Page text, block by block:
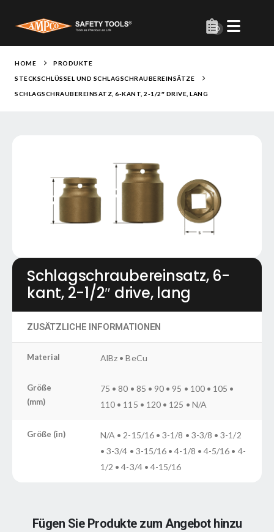
0
HOME PRODUKTE
STECKSCHLÜSSEL UND SCHLAGSCHRAUBEREINSÄTZE
SCHLAGSCHRAUBEREINSATZ, 6-KANT, 2-1/2″ DRIVE, LANG
Schlagschraubereinsatz, 6-
kant, 2-1/2″ drive, lang
ZUSÄTZLICHE INFORMATIONEN
Material AlBz • BeCu
Größe
(mm)
75 • 80 • 85 • 90 • 95 • 100 • 105 •
110 • 115 • 120 • 125 • N/A
Größe (in)
N/A • 2-15/16 • 3-1/8 • 3-3/8 • 3-1/2
• 3-3/4 • 3-15/16 • 4-1/8 • 4-5/16 • 4-
1/2 • 4-3/4 • 4-15/16
Fügen Sie Produkte zum Angebot hinzu